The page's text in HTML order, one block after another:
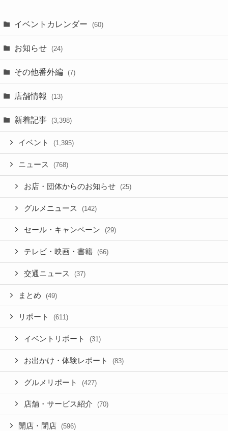
イベントカレンダー (60)
お知らせ (24)
その他番外編 (7)
店舗情報 (13)
新着記事 (3,398)
イベント (1,395)
ニュース (768)
お店・団体からのお知らせ (25)
グルメニュース (142)
セール・キャンペーン (29)
テレビ・映画・書籍 (66)
交通ニュース (37)
まとめ (49)
リポート (611)
イベントリポート (31)
お出かけ・体験レポート (83)
グルメリポート (427)
店舗・サービス紹介 (70)
開店・閉店 (596)